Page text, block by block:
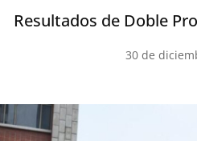
Resultados de Doble
30 de